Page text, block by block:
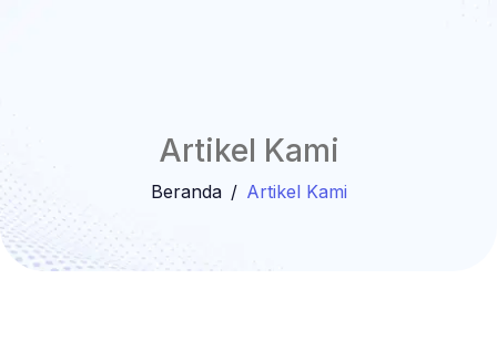
Artikel Kami
Beranda Artikel Kami